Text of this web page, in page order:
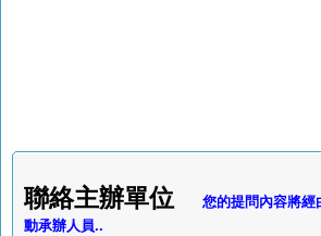
聯絡主辦單位您的提問內容將經
動承辦人員..